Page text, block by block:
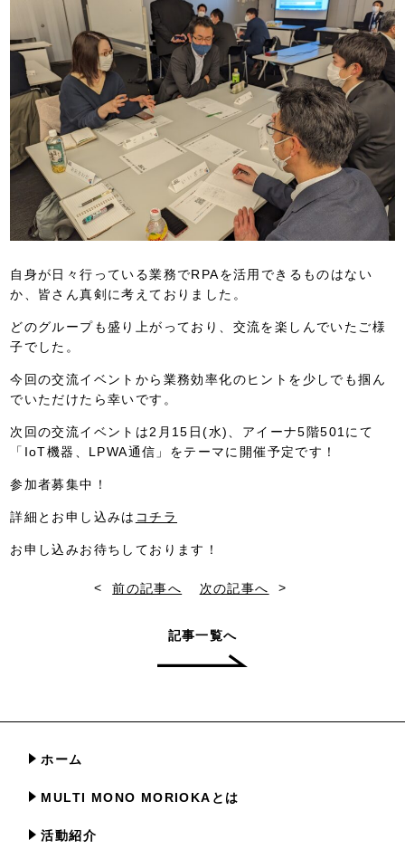
自身が日々行っている業務でRPAを活用できるものはない
か、皆さん真剣に考えておりました。
どのグループも盛り上がっており、交流を楽しんでいたご様
子でした。
今回の交流イベントから業務効率化のヒントを少しでも掴ん
でいただけたら幸いです。
次回の交流イベントは2月15日(水)、アイーナ5階501にて
「IoT機器、LPWA通信」をテーマに開催予定です！
参加者募集中！
詳細とお申し込みは コチラ
お申し込みお待ちしております！
<前の記事へ 次の記事へ >
記事一覧へ
ホーム
MULTI MONO MORIOKAとは
活動紹介